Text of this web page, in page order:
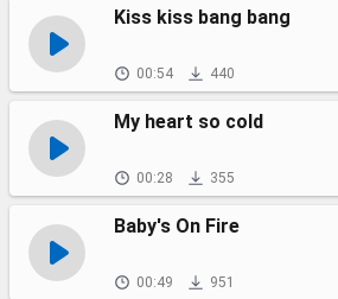
Kiss kiss bang bang
00:54 440
My heart so cold
00:28 355
Baby's On Fire
00:49 951